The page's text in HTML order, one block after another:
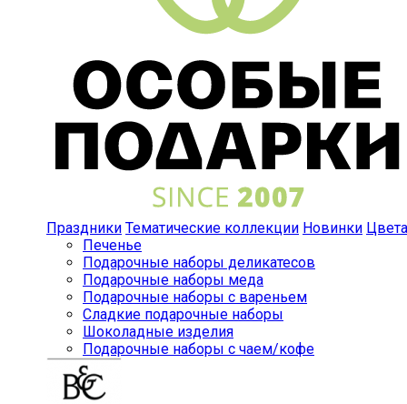
Праздники Тематические коллекции Новинки Цвета
Печенье
Подарочные наборы деликатесов
Подарочные наборы меда
Подарочные наборы с вареньем
Сладкие подарочные наборы
Шоколадные изделия
Подарочные наборы с чаем/кофе